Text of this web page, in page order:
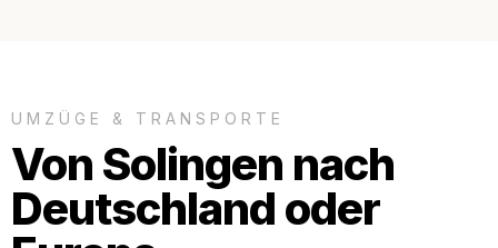
UMZÜGE & TRANSPORTE
Von Solingen nach
Deutschland oder